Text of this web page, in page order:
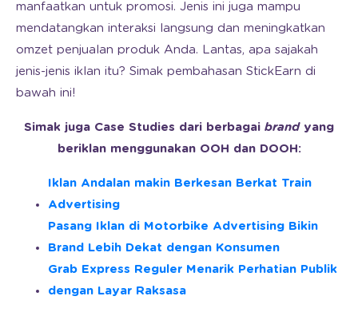
manfaatkan untuk promosi. Jenis ini juga mampu
mendatangkan interaksi langsung dan meningkatkan
omzet penjualan produk Anda. Lantas, apa sajakah
jenis-jenis iklan itu? Simak pembahasan StickEarn di
bawah ini!
Simak juga Case Studies dari berbagai brandyang
beriklan menggunakan OOH dan DOOH:
Iklan Andalan makin Berkesan Berkat Train
Advertising
Pasang Iklan di Motorbike Advertising Bikin
Brand Lebih Dekat dengan Konsumen
Grab Express Reguler Menarik Perhatian Publik
dengan Layar Raksasa